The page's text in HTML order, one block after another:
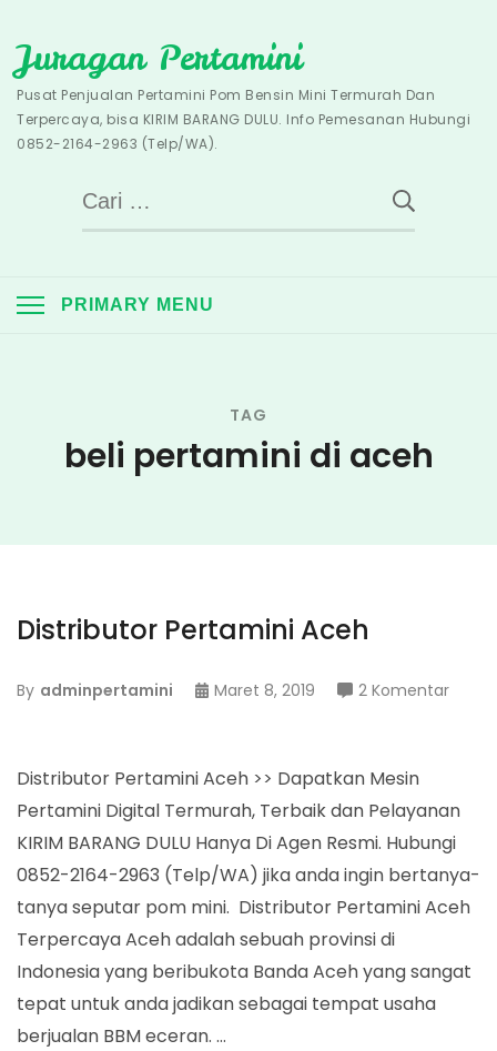
to
content
Juragan Pertamini
Pusat Penjualan Pertamini Pom Bensin Mini Termurah Dan
Terpercaya, bisa KIRIM BARANG DULU. Info Pemesanan Hubungi
0852-2164-2963 (Telp/WA).
Cari
untuk:
PRIMARY MENU
TAG
beli pertamini di aceh
Distributor Pertamini Aceh
By adminpertamini Maret 8, 2019 2 Komentarpada
Distributor Pertamini Aceh >> Dapatkan Mesin
Pertamini Digital Termurah, Terbaik dan Pelayanan
KIRIM BARANG DULU Hanya Di Agen Resmi. Hubungi
0852-2164-2963 (Telp/WA) jika anda ingin bertanya-
tanya seputar pom mini. Distributor Pertamini Aceh
Terpercaya Aceh adalah sebuah provinsi di
Indonesia yang beribukota Banda Aceh yang sangat
tepat untuk anda jadikan sebagai tempat usaha
berjualan BBM eceran. …